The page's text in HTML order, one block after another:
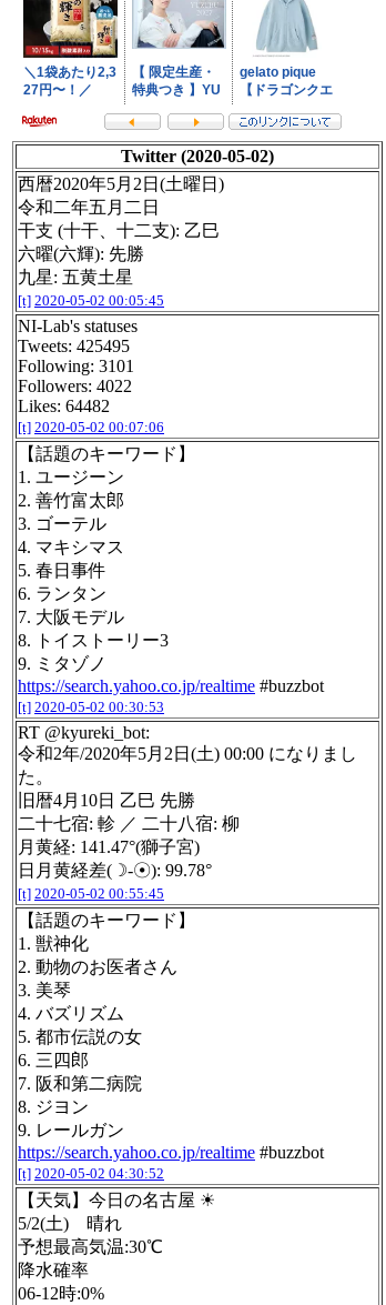
Twitter (2020-05-02)
西暦2020年5月2日(土曜日)
令和二年五月二日
干支 (十干、十二支): 乙巳
六曜(六輝): 先勝
九星: 五黄土星
[t] 2020-05-02 00:05:45
NI-Lab's statuses
Tweets: 425495
Following: 3101
Followers: 4022
Likes: 64482
[t] 2020-05-02 00:07:06
【話題のキーワード】
1. ユージーン
2. 善竹富太郎
3. ゴーテル
4. マキシマス
5. 春日事件
6. ランタン
7. 大阪モデル
8. トイストーリー3
9. ミタゾノ
https://search.yahoo.co.jp/realtime #buzzbot
[t] 2020-05-02 00:30:53
RT @kyureki_bot:
令和2年/2020年5月2日(土) 00:00 になりまし
た。
旧暦4月10日 乙巳 先勝
二十七宿: 軫 ／ 二十八宿: 柳
月黄経: 141.47°(獅子宮)
日月黄経差(☽-☉): 99.78°
[t] 2020-05-02 00:55:45
【話題のキーワード】
1. 獣神化
2. 動物のお医者さん
3. 美琴
4. バズリズム
5. 都市伝説の女
6. 三四郎
7. 阪和第二病院
8. ジヨン
9. レールガン
https://search.yahoo.co.jp/realtime #buzzbot
[t] 2020-05-02 04:30:52
【天気】今日の名古屋 ☀
5/2(土) 晴れ
予想最高気温:30℃
降水確率
06-12時:0%